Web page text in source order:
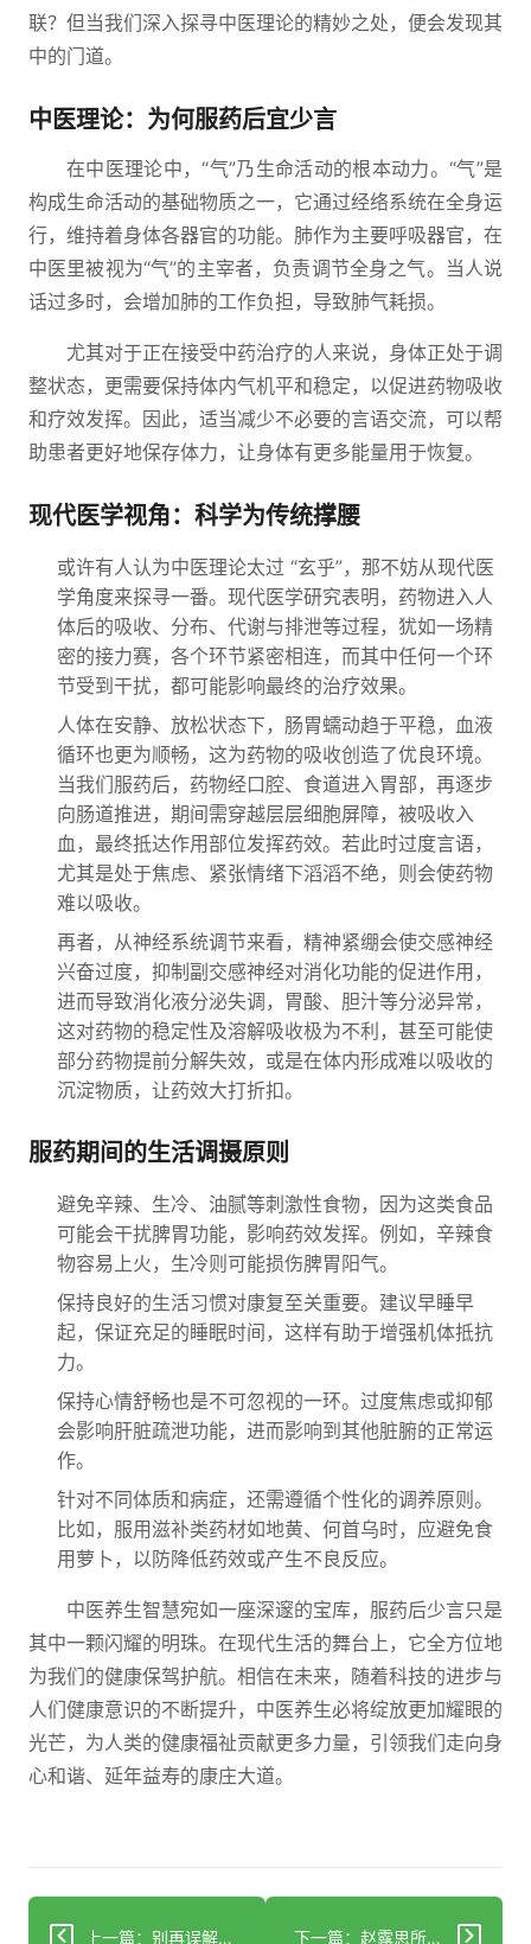
联？但当我们深入探寻中医理论的精妙之处，便会发现其
中的门道。
中医理论：为何服药后宜少言
在中医理论中，“气”乃生命活动的根本动力。“气”是
构成生命活动的基础物质之一，它通过经络系统在全身运
行，维持着身体各器官的功能。肺作为主要呼吸器官，在
中医里被视为“气”的主宰者，负责调节全身之气。当人说
话过多时，会增加肺的工作负担，导致肺气耗损。
尤其对于正在接受中药治疗的人来说，身体正处于调
整状态，更需要保持体内气机平和稳定，以促进药物吸收
和疗效发挥。因此，适当减少不必要的言语交流，可以帮
助患者更好地保存体力，让身体有更多能量用于恢复。
现代医学视角：科学为传统撑腰
或许有人认为中医理论太过 “玄乎”，那不妨从现代医
学角度来探寻一番。现代医学研究表明，药物进入人
体后的吸收、分布、代谢与排泄等过程，犹如一场精
密的接力赛，各个环节紧密相连，而其中任何一个环
节受到干扰，都可能影响最终的治疗效果。
人体在安静、放松状态下，肠胃蠕动趋于平稳，血液
循环也更为顺畅，这为药物的吸收创造了优良环境。
当我们服药后，药物经口腔、食道进入胃部，再逐步
向肠道推进，期间需穿越层层细胞屏障，被吸收入
血，最终抵达作用部位发挥药效。若此时过度言语，
尤其是处于焦虑、紧张情绪下滔滔不绝，则会使药物
难以吸收。
再者，从神经系统调节来看，精神紧绷会使交感神经
兴奋过度，抑制副交感神经对消化功能的促进作用，
进而导致消化液分泌失调，胃酸、胆汁等分泌异常，
这对药物的稳定性及溶解吸收极为不利，甚至可能使
部分药物提前分解失效，或是在体内形成难以吸收的
沉淀物质，让药效大打折扣。
服药期间的生活调摄原则
避免辛辣、生冷、油腻等刺激性食物，因为这类食品
可能会干扰脾胃功能，影响药效发挥。例如，辛辣食
物容易上火，生冷则可能损伤脾胃阳气。
保持良好的生活习惯对康复至关重要。建议早睡早
起，保证充足的睡眠时间，这样有助于增强机体抵抗
力。
保持心情舒畅也是不可忽视的一环。过度焦虑或抑郁
会影响肝脏疏泄功能，进而影响到其他脏腑的正常运
作。
针对不同体质和病症，还需遵循个性化的调养原则。
比如，服用滋补类药材如地黄、何首乌时，应避免食
用萝卜，以防降低药效或产生不良反应。
中医养生智慧宛如一座深邃的宝库，服药后少言只是
其中一颗闪耀的明珠。在现代生活的舞台上，它全方位地
为我们的健康保驾护航。相信在未来，随着科技的进步与
人们健康意识的不断提升，中医养生必将绽放更加耀眼的
光芒，为人类的健康福祉贡献更多力量，引领我们走向身
心和谐、延年益寿的康庄大道。
上一篇：别再误解！脑瘫绝非“傻子”代名词 下一篇：赵露思所患失语症，你了解多少？